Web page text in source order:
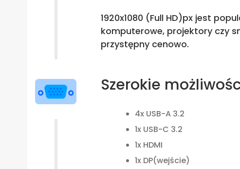
1920x1080 (Full HD)px jest
komputerowe, projektory czy
przystępny cenowo.
Szerokie
4x USB-A 3.2
1x USB-C 3.2
1x HDMI
1x DP(wejście)